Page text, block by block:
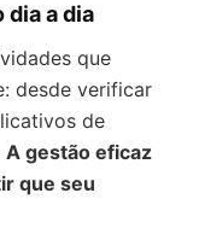
dia a dia
que
desde verificar
de
A gestão eficaz
que seu